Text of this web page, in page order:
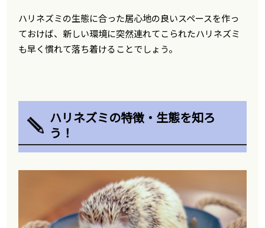
ハリネズミの生態に合った居心地の良いスペースを作っ
ておけば、新しい環境に突然連れてこられたハリネズミ
も早く慣れて落ち着けることでしょう。
ハリネズミの特徴・生態を知ろ
う！